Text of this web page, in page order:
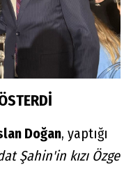
Doğan, yaptığı
Şahin'in kızı Özge